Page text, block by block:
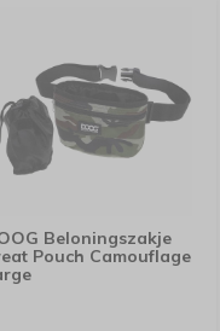
Beloningszakje
Pouch Camouflage